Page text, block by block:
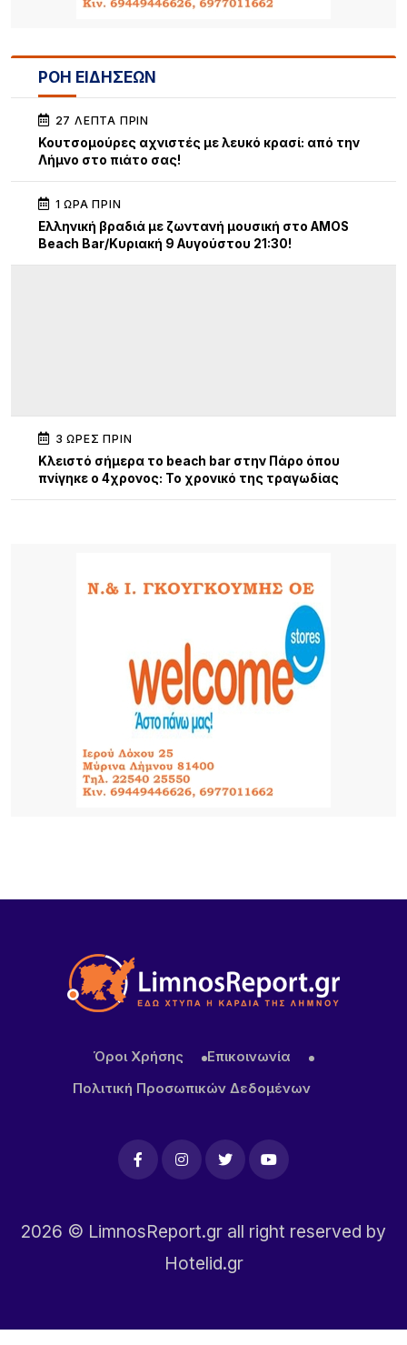
ΡΟΗ ΕΙΔΗΣΕΩΝ
27 ΛΕΠΤΆ ΠΡΙΝ
Κουτσομούρες αχνιστές με λευκό κρασί: από την
Λήμνο στο πιάτο σας!
1 ΏΡΑ ΠΡΙΝ
Ελληνική βραδιά με ζωντανή μουσική στο AMOS
Beach Bar/Κυριακή 9 Αυγούστου 21:30!
3 ΏΡΕΣ ΠΡΙΝ
Κλειστό σήμερα το beach bar στην Πάρο όπου
πνίγηκε ο 4χρονος: Το χρονικό της τραγωδίας
Τρεις συλλήψεις σε Λέσβο και Κορινθία για
πρόκληση πυρκαγιών από αμέλεια
4 ΏΡΕΣ ΠΡΙΝ
Καιρός: Ζέστη με 32 βαθμούς και ισχυροί βοριάδες
έως 7 μποφόρ σήμερα 9/8
17 ΏΡΕΣ ΠΡΙΝ
Αποκαθίσταται σταδιακά η υδροδότηση στο
Όροι Χρήσης
Επικοινωνία
Πολιτική Προσωπικών Δεδομένων
2026 © LimnosReport.gr all right reserved by
Hotelid.gr